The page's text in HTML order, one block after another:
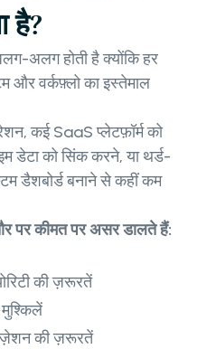
है?
अलग होती है क्योंकि हर
वर्कफ़्लो का इस्तेमाल
कई SaaS प्लेटफ़ॉर्म को
डेटा को सिंक करने, या थर्ड-
डैशबोर्ड बनाने से कहीं कम
पर कीमत पर असर डालते हैं:
की ज़रूरतें
की ज़रूरतें